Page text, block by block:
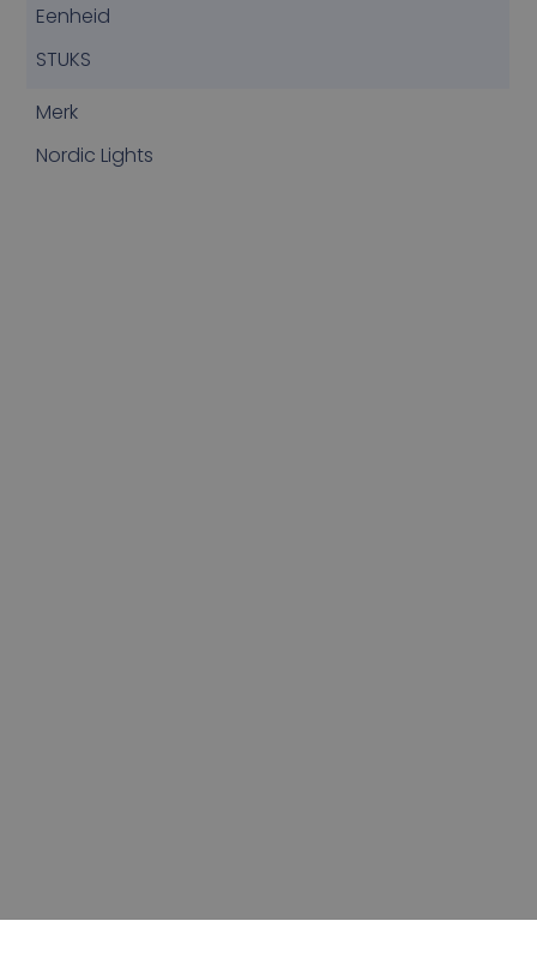
Eenheid
STUKS
Merk
Nordic Lights